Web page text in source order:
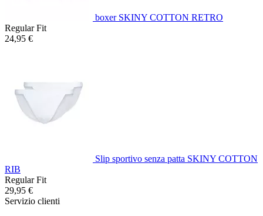
boxer SKINY COTTON RETRO
Regular Fit
24,95 €
Slip sportivo senza patta SKINY COTTON
RIB
Regular Fit
29,95 €
Servizio clienti